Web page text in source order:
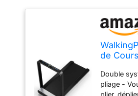
actuelle.
balais 1HP
durable et
Écran
d'un écran
clair et
L'écran
de
et
Vertical
Double
pliage -